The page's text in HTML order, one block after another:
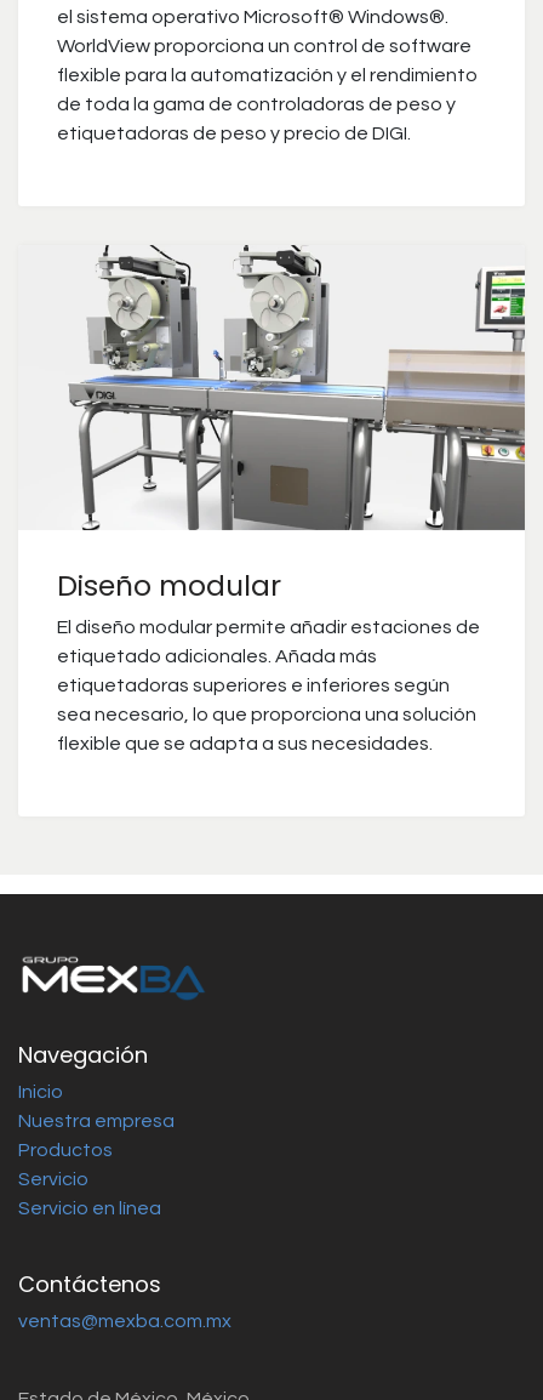
el sistema operativo Microsoft® Windows®.
WorldView proporciona un control de software
flexible para la automatización y el rendimiento
de toda la gama de controladoras de peso y
etiquetadoras de peso y precio de DIGI.
Diseño modular
El diseño modular permite añadir estaciones de
etiquetado adicionales. Añada más
etiquetadoras superiores e inferiores según
sea necesario, lo que proporciona una solución
flexible que se adapta a sus necesidades.
Navegación
Inicio
Nuestra empresa
Productos
Servicio
Servicio en línea
Contáctenos
ventas@mexba.com.mx